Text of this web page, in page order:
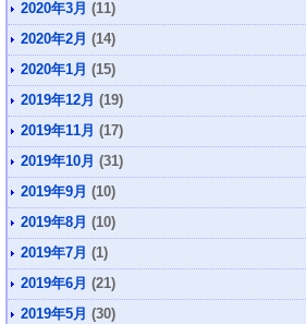
2020年3月 (11)
2020年2月 (14)
2020年1月 (15)
2019年12月 (19)
2019年11月 (17)
2019年10月 (31)
2019年9月 (10)
2019年8月 (10)
2019年7月 (1)
2019年6月 (21)
2019年5月 (30)